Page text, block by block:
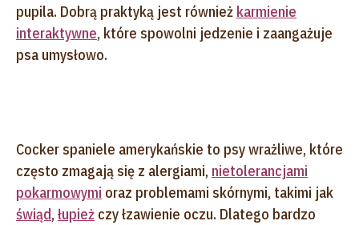
pupila. Dobrą praktyką jest również karmienie
interaktywne, które spowolni jedzenie i zaangażuje
psa umysłowo.
Cocker spaniele amerykańskie to psy wrażliwe, które
często zmagają się z alergiami, nietolerancjami
pokarmowymi oraz problemami skórnymi, takimi jak
świąd, łupież czy łzawienie oczu. Dlatego bardzo